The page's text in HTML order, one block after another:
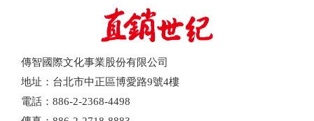
傳智國際文化事業股份有限公司
地址：台北市中正區博愛路9號4樓
電話：886-2-2368-4498